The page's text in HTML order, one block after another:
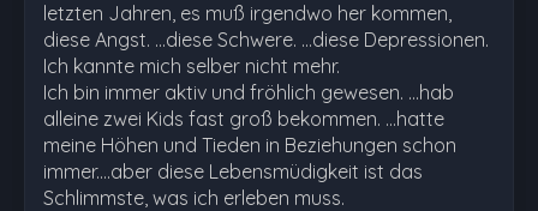
letzten Jahren, es muß irgendwo her kommen,
diese Angst. ...diese Schwere. ...diese Depressionen.
Ich kannte mich selber nicht mehr.
Ich bin immer aktiv und fröhlich gewesen. ...hab
alleine zwei Kids fast groß bekommen. ...hatte
meine Höhen und Tieden in Beziehungen schon
immer....aber diese Lebensmüdigkeit ist das
Schlimmste, was ich erleben muss.